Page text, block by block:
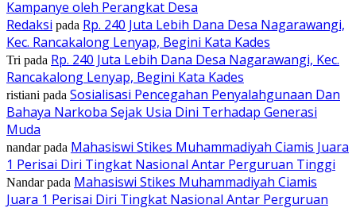
Kampanye oleh Perangkat Desa
Redaksi pada Rp. 240 Juta Lebih Dana Desa Nagarawangi,
Kec. Rancakalong Lenyap, Begini Kata Kades
Tri pada Rp. 240 Juta Lebih Dana Desa Nagarawangi, Kec.
Rancakalong Lenyap, Begini Kata Kades
ristiani pada Sosialisasi Pencegahan Penyalahgunaan Dan
Bahaya Narkoba Sejak Usia Dini Terhadap Generasi
Muda
nandarpada Mahasiswi Stikes Muhammadiyah Ciamis Juara
1 Perisai Diri Tingkat Nasional Antar Perguruan Tinggi
Nandarpada Mahasiswi Stikes Muhammadiyah Ciamis
Juara 1 Perisai Diri Tingkat Nasional Antar Perguruan